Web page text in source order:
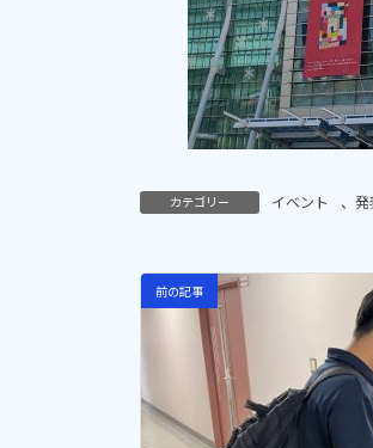
カテゴリー イベント 、 発
前の記事